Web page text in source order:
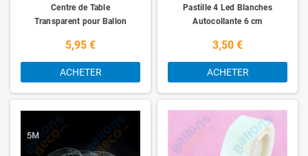
Centre de Table
Transparent pour Ballon
5,95 €
ACHETER
Pastille 4 Led Blanches
Autocollante 6 cm
3,50 €
ACHETER